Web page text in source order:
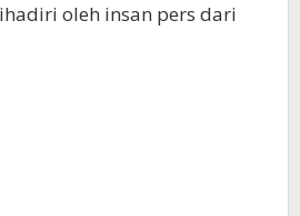
oleh insan pers dari